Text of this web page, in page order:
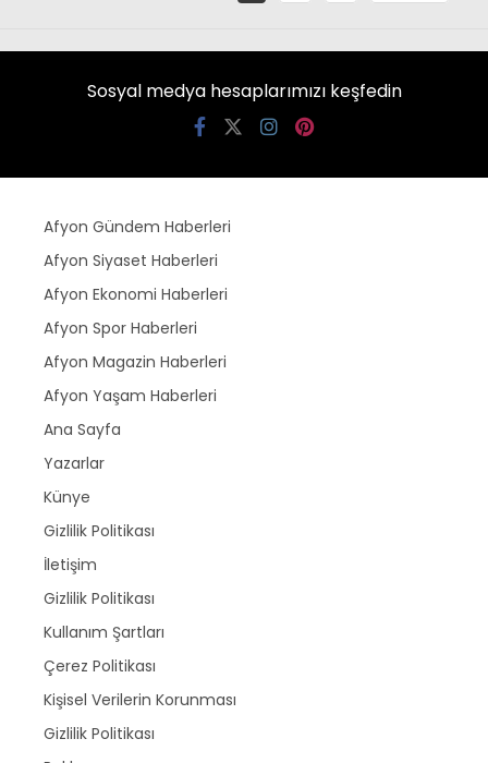
Sosyal medya hesaplarımızı keşfedin
Afyon Gündem Haberleri
Afyon Siyaset Haberleri
Afyon Ekonomi Haberleri
Afyon Spor Haberleri
Afyon Magazin Haberleri
Afyon Yaşam Haberleri
Ana Sayfa
Yazarlar
Künye
Gizlilik Politikası
İletişim
Gizlilik Politikası
Kullanım Şartları
Çerez Politikası
Kişisel Verilerin Korunması
Gizlilik Politikası